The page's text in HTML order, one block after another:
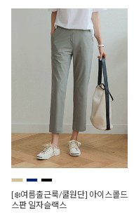
[❄️여름출근룩/쿨원단] 아이스콜드
스판 일자슬랙스